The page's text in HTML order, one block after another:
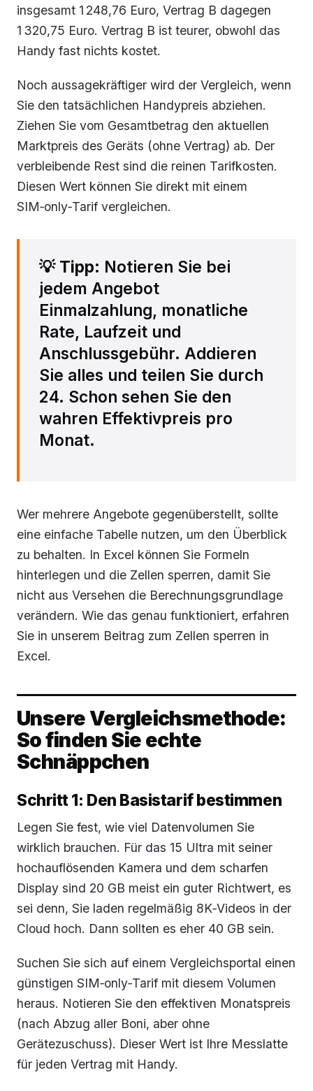
insgesamt 1 248,76 Euro, Vertrag B dagegen
1 320,75 Euro. Vertrag B ist teurer, obwohl das
Handy fast nichts kostet.
Noch aussagekräftiger wird der Vergleich, wenn
Sie den tatsächlichen Handypreis abziehen.
Ziehen Sie vom Gesamtbetrag den aktuellen
Marktpreis des Geräts (ohne Vertrag) ab. Der
verbleibende Rest sind die reinen Tarifkosten.
Diesen Wert können Sie direkt mit einem
SIM‑only‑Tarif vergleichen.
💡 Tipp: Notieren Sie bei
jedem Angebot
Einmalzahlung, monatliche
Rate, Laufzeit und
Anschlussgebühr. Addieren
Sie alles und teilen Sie durch
24. Schon sehen Sie den
wahren Effektivpreis pro
Monat.
Wer mehrere Angebote gegenüberstellt, sollte
eine einfache Tabelle nutzen, um den Überblick
zu behalten. In Excel können Sie Formeln
hinterlegen und die Zellen sperren, damit Sie
nicht aus Versehen die Berechnungsgrundlage
verändern. Wie das genau funktioniert, erfahren
Sie in unserem Beitrag zum Zellen sperren in
Excel.
Unsere Vergleichsmethode:
So finden Sie echte
Schnäppchen
Schritt 1: Den Basistarif bestimmen
Legen Sie fest, wie viel Datenvolumen Sie
wirklich brauchen. Für das 15 Ultra mit seiner
hochauflösenden Kamera und dem scharfen
Display sind 20 GB meist ein guter Richtwert, es
sei denn, Sie laden regelmäßig 8K‑Videos in der
Cloud hoch. Dann sollten es eher 40 GB sein.
Suchen Sie sich auf einem Vergleichsportal einen
günstigen SIM‑only‑Tarif mit diesem Volumen
heraus. Notieren Sie den effektiven Monatspreis
(nach Abzug aller Boni, aber ohne
Gerätezuschuss). Dieser Wert ist Ihre Messlatte
für jeden Vertrag mit Handy.